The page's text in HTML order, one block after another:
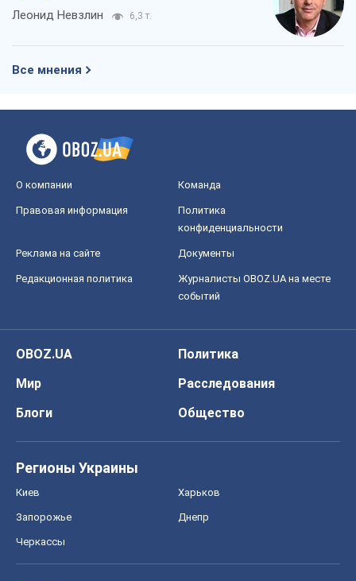
Леонид Невзлин 6,3 т.
Все мнения
О компании Команда
Правовая информация
Политика
конфиденциальности
Реклама на сайте Документы
Редакционная политика
Журналисты OBOZ.UA на месте
событий
OBOZ.UA
Политика
Мир
Расследования
Блоги
Общество
Регионы Украины
Киев Харьков
Запорожье Днепр
Черкассы